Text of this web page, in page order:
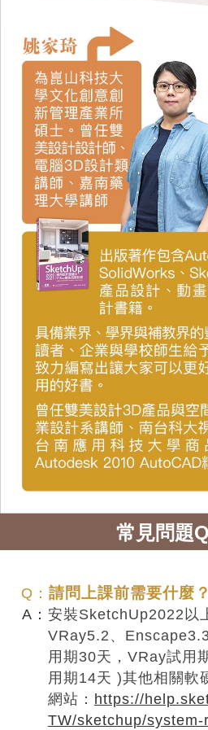
常見問題
請問上課前需要什麼？
安裝SketchUp2022以
VRay5.2、
用期30天，VRay試用
用期14天 )其他相關軟
網站： https://
TW/sketchup/